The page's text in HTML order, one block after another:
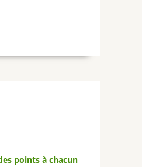
points à chacun